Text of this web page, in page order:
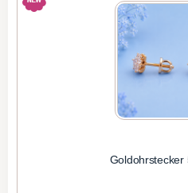
Goldohrstecker